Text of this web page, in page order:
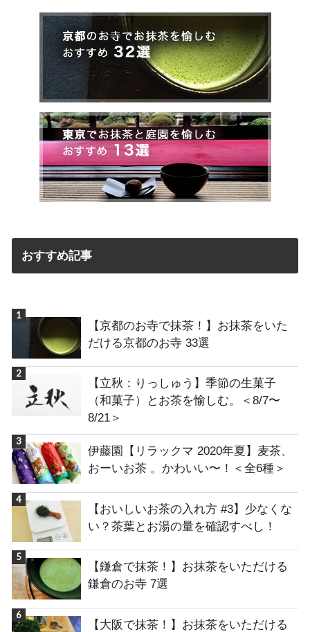
おすすめ記事
【京都のお寺で抹茶！】お抹茶をいた
だける京都のお寺 33選
【立秋：りっしゅう】季節の生菓子
（和菓子）とお茶を愉しむ。＜8/7〜
8/21＞
伊藤園【リラックマ 2020年夏】麦茶、
おーいお茶 。かわいい〜！＜全6種＞
【おいしいお茶の入れ方 #3】少なくな
い？茶葉とお湯の量を確認すべし！
【鎌倉で抹茶！】お抹茶をいただける
鎌倉のお寺 7選
【大阪で抹茶！】お抹茶をいただける